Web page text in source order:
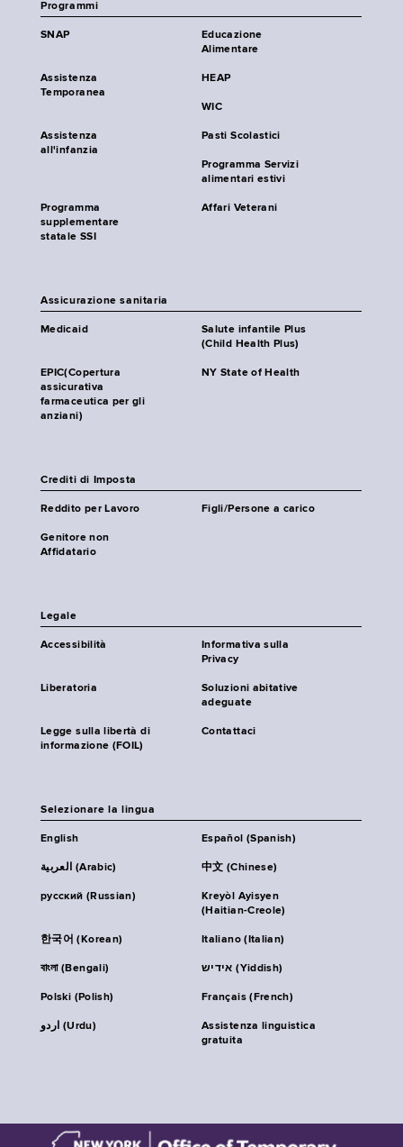
Programmi
SNAP
Educazione
Alimentare
Assistenza
Temporanea
HEAP
WIC
Assistenza
all'infanzia
Pasti Scolastici
Programma Servizi
alimentari estivi
Programma
supplementare
statale SSI
Affari Veterani
Assicurazione sanitaria
Medicaid
Salute infantile Plus
(Child Health Plus)
EPIC(Copertura
assicurativa
farmaceutica per gli
anziani)
NY State of Health
Crediti di Imposta
Reddito per Lavoro Figli/Persone a carico
Genitore non
Affidatario
Legale
Accessibilità
Informativa sulla
Privacy
Liberatoria
Soluzioni abitative
adeguate
Legge sulla libertà di
informazione (FOIL)
Contattaci
Selezionare la lingua
English Español (Spanish)
العربية (Arabic) 中文 (Chinese)
русский (Russian)
Kreyòl Ayisyen
(Haitian-Creole)
한국어 (Korean) Italiano (Italian)
বাংলা (Bengali) אידיש (Yiddish)
Polski (Polish) Français (French)
اردو (Urdu)
Assistenza linguistica
gratuita